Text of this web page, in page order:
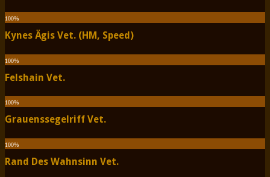
100%
Kynes Ägis Vet. (HM, Speed)
100%
Felshain Vet.
100%
Grauenssegelriff Vet.
100%
Rand Des Wahnsinn Vet.